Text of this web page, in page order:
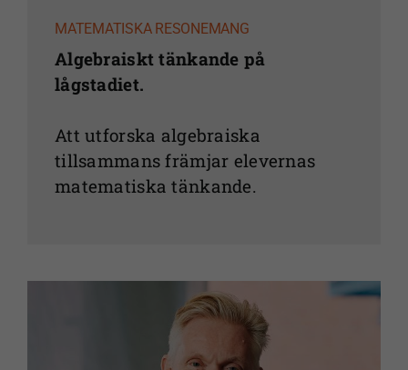
MATEMATISKA RESONEMANG
Algebraiskt tänkande på
lågstadiet.
Att utforska algebraiska
tillsammans främjar elevernas
matematiska tänkande.